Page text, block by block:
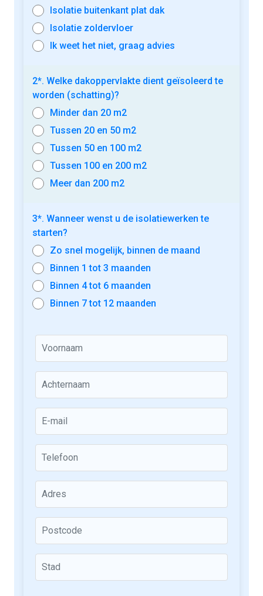
Isolatie buitenkant plat dak
Isolatie zoldervloer
Ik weet het niet, graag advies
2*. Welke dakoppervlakte dient geïsoleerd te
worden (schatting)?
Minder dan 20 m2
Tussen 20 en 50 m2
Tussen 50 en 100 m2
Tussen 100 en 200 m2
Meer dan 200 m2
3*. Wanneer wenst u de isolatiewerken te
starten?
Zo snel mogelijk, binnen de maand
Binnen 1 tot 3 maanden
Binnen 4 tot 6 maanden
Binnen 7 tot 12 maanden